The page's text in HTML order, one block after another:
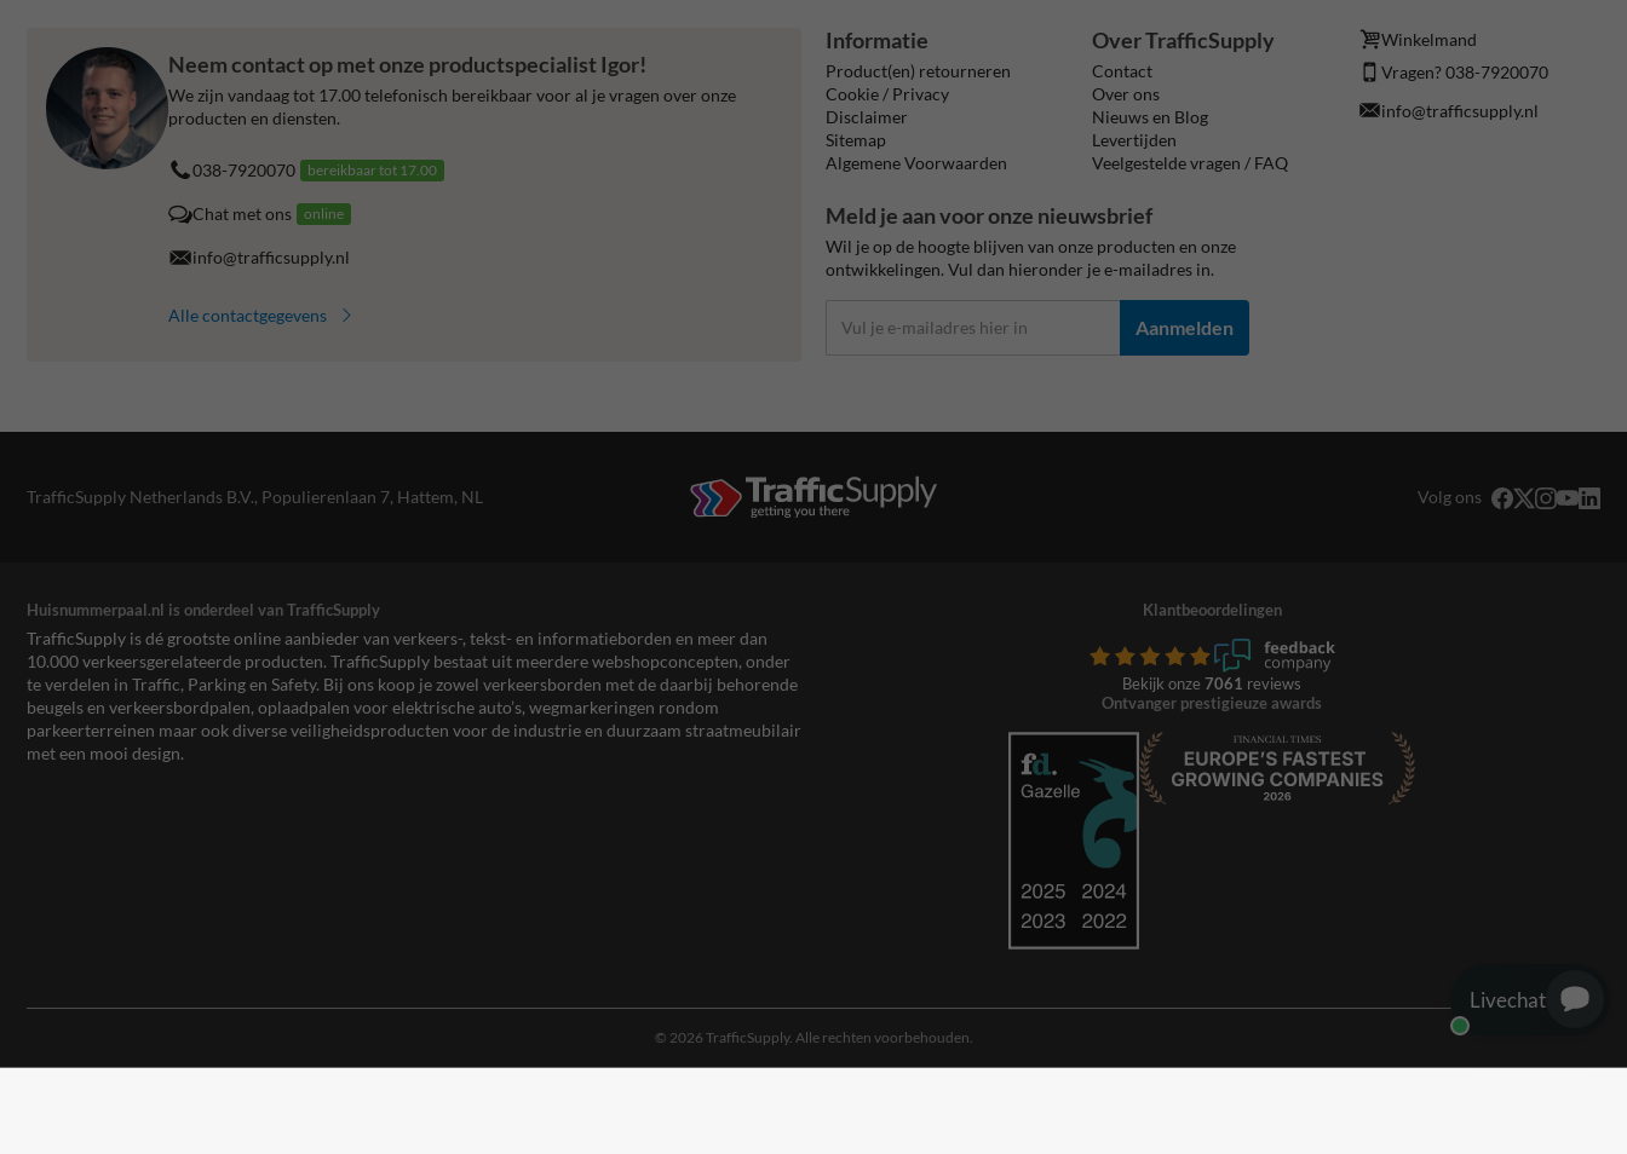
Neem contact op met onze productspecialist Igor!
We zijn vandaag tot 17.00 telefonisch bereikbaar voor al je vragen over onze
producten en diensten.
038-7920070 bereikbaar tot 17.00
Chat met ons online
info@trafficsupply.nl
Alle contactgegevens
Informatie
Product(en) retourneren
Cookie / Privacy
Disclaimer
Sitemap
Algemene Voorwaarden
Over TrafficSupply
Contact
Over ons
Nieuws en Blog
Levertijden
Veelgestelde vragen / FAQ
Winkelmand
Vragen? 038-7920070
info@trafficsupply.nl
Meld je aan voor onze nieuwsbrief
Wil je op de hoogte blijven van onze producten en onze
ontwikkelingen. Vul dan hieronder je e-mailadres in.
Aanmelden
TrafficSupply Netherlands B.V., Populierenlaan 7, Hattem, NL Volg ons
Huisnummerpaal.nl is onderdeel van TrafficSupply
TrafficSupply is dé grootste online aanbieder van verkeers-, tekst- en informatieborden en meer dan
10.000 verkeersgerelateerde producten. TrafficSupply bestaat uit meerdere webshopconcepten, onder
te verdelen in Traffic, Parking en Safety. Bij ons koop je zowel verkeersborden met de daarbij behorende
beugels en verkeersbordpalen, oplaadpalen voor elektrische auto’s, wegmarkeringen rondom
parkeerterreinen maar ook diverse veiligheidsproducten voor de industrie en duurzaam straatmeubilair
met een mooi design.
Klantbeoordelingen
Bekijk onze 7061 reviews
Ontvanger prestigieuze awards
© 2026 TrafficSupply. Alle rechten voorbehouden.
Livechat